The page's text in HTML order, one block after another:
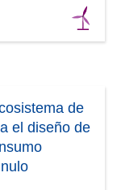
de
el diseño de